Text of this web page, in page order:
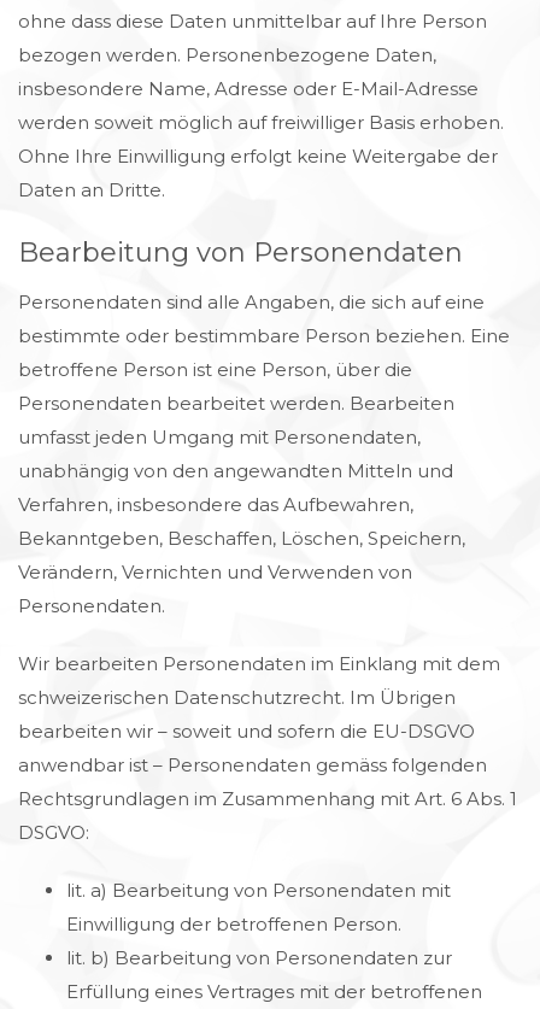
ohne dass diese Daten unmittelbar auf Ihre Person
bezogen werden. Personenbezogene Daten,
insbesondere Name, Adresse oder E-Mail-Adresse
werden soweit möglich auf freiwilliger Basis erhoben.
Ohne Ihre Einwilligung erfolgt keine Weitergabe der
Daten an Dritte.
Bearbeitung von Personendaten
Personendaten sind alle Angaben, die sich auf eine
bestimmte oder bestimmbare Person beziehen. Eine
betroffene Person ist eine Person, über die
Personendaten bearbeitet werden. Bearbeiten
umfasst jeden Umgang mit Personendaten,
unabhängig von den angewandten Mitteln und
Verfahren, insbesondere das Aufbewahren,
Bekanntgeben, Beschaffen, Löschen, Speichern,
Verändern, Vernichten und Verwenden von
Personendaten.
Wir bearbeiten Personendaten im Einklang mit dem
schweizerischen Datenschutzrecht. Im Übrigen
bearbeiten wir – soweit und sofern die EU-DSGVO
anwendbar ist – Personendaten gemäss folgenden
Rechtsgrundlagen im Zusammenhang mit Art. 6 Abs. 1
DSGVO:
lit. a) Bearbeitung von Personendaten mit
Einwilligung der betroffenen Person.
lit. b) Bearbeitung von Personendaten zur
Erfüllung eines Vertrages mit der betroffenen